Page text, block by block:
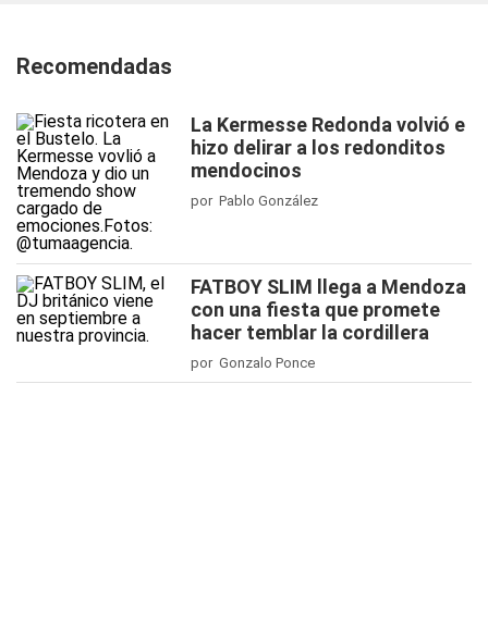
Recomendadas
La Kermesse Redonda volvió e
hizo delirar a los redonditos
mendocinos
por Pablo González
FATBOY SLIM llega a Mendoza
con una fiesta que promete
hacer temblar la cordillera
por Gonzalo Ponce